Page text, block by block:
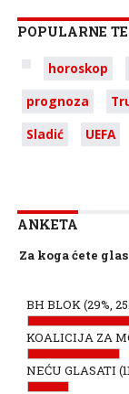
POPULARNE
horoskop
prognoza
Sladić
UEFA
ANKETA
Za koga ćete
BH BLOK(29%,
KOALICIJA ZA
NEĆU GLASATI